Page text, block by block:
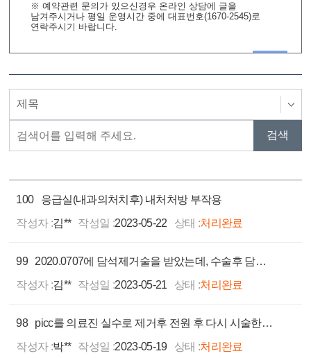
※ 예약관련 문의가 있으신경우 온라인 상담에 글을
남겨주시거나 평일 운영시간 중에 대표번호(1670-2545)로
연락주시기 바랍니다.
100
응급실(내과의처치후) 내처처방 부작용
작성자 :김** 작성일 :2023-05-22 상태 :처리완료
99
2020.0707에 담석제거술을 받았는데, 수술후 담즙유도를 위해 스탠트를 삽입했다고 하는데, 스탠트가 십이지장까지 이동한 상태로, 담당과에서 진료중입니다.
작성자 :김** 작성일 :2023-05-21 상태 :처리완료
98
picc를 의료진 실수로 제거후 전원 후 다시 시술한 것에 대한 비용에 대한 문제
작성자 :박** 작성일 :2023-05-19 상태 :처리완료